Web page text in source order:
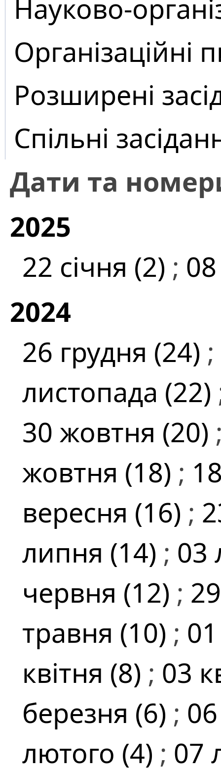
Науково-
Організаційні
Розширені
Спільні
Дати та
2025
22 січня (2) ;
2024
26 грудня (24) ;
листопада (22)
30 жовтня (20)
жовтня (18) ;
вересня (16) ;
липня (14) ; 03
червня (12) ;
травня (10) ;
квітня (8) ; 03
березня (6) ;
лютого (4) ; 07